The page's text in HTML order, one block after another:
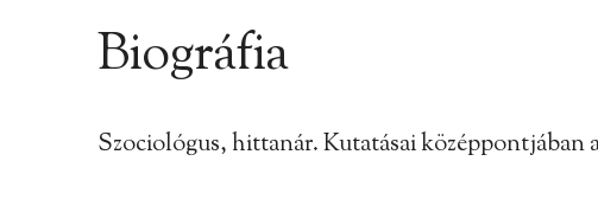
Biográfia
Szociológus, hittanár. Kutatásai középpontjában